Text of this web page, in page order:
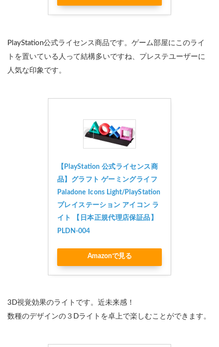
PlayStation公式ライセンス商品です。ゲーム部屋にこのライ
トを置いている人って結構多いですね、プレステユーザーに
人気な印象です。
【PlayStation 公式ライセンス商
品】グラフト ゲーミングライフ
Paladone Icons Light/PlayStation
プレイステーション アイコン ラ
イト 【日本正規代理店保証品】
PLDN-004
Amazonで見る
3D視覚効果のライトです。近未来感！
数種のデザインの３Dライトを卓上で楽しむことができます。